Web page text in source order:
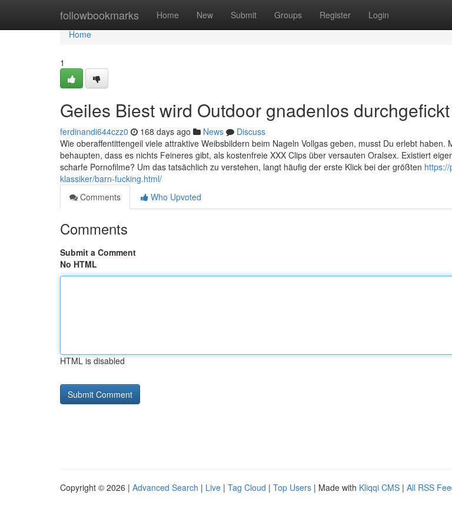
followbookmarks Home New Submit Groups Register Login
Home
Home
1
Geiles Biest wird Outdoor gnadenlos durchgefickt
ferdinandi644czz0 168 days ago News
Discuss
Wie oberaffentittengeil viele attraktive Weibsbildern beim Nageln Vollgas geben, musst Du erlebt haben.
behaupten, dass es nichts Feineres gibt, als kostenfreie XXX Clips über versauten Oralsex. Existiert
scharfe Pornofilme? Um das tatsächlich zu verstehen, langt häufig der erste Klick bei der größten
klassiker/barn-fucking.html/
Comments
Who Upvoted
Comments
Submit a Comment
No HTML
HTML is disabled
Copyright © 2026 | Advanced Search | Live | Tag Cloud | Top Users | Made with Kliqqi CMS | All RSS